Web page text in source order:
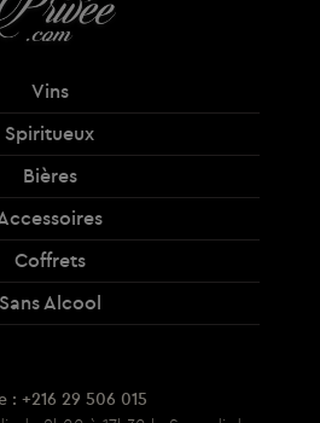
Vins
Spiritueux
Bières
Coffrets
Sans Alcool
: +216 29 506 015